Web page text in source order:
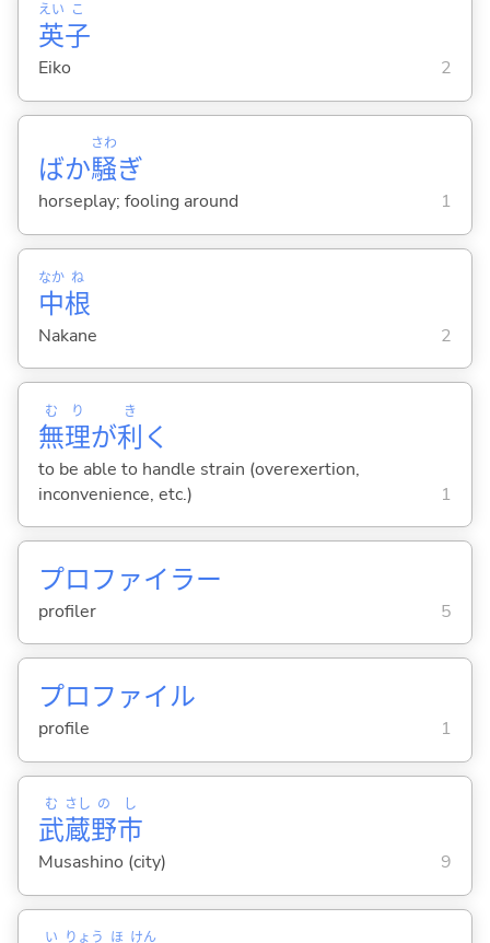
英
えい
子
こ
Eiko 2
ばか騒
さわ
ぎ
horseplay; fooling around 1
中
なか
根
ね
Nakane 2
無
む
理
り
が利
き
く
to be able to handle strain (overexertion,
inconvenience, etc.)
1
プロファイラー
profiler 5
プロファイル
profile 1
武
む
蔵
さし
野
の
市
し
Musashino (city) 9
い りょう ほ けん